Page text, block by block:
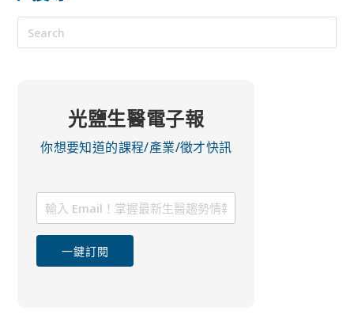
光鹽生醫電子報
你想要知道的課程/產業/徵才快訊
一鍵訂閱